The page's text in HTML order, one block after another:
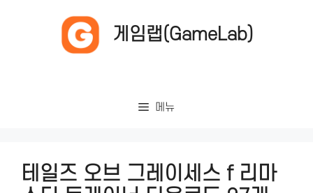
게임랩(GameLab)
메뉴
테일즈 오브 그레이세스 f 리마